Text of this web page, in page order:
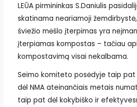
LEŪA pirmininkas S.Daniulis
skatinama neariamoji
šviežio mėšlo įterpimas yra
įterpiamas kompostas – tačiau
kompostavimą visai nekalbama.
Seimo komiteto posėdyje taip
dėl NMA ateinančiais metais
taip pat dėl kokybiško ir